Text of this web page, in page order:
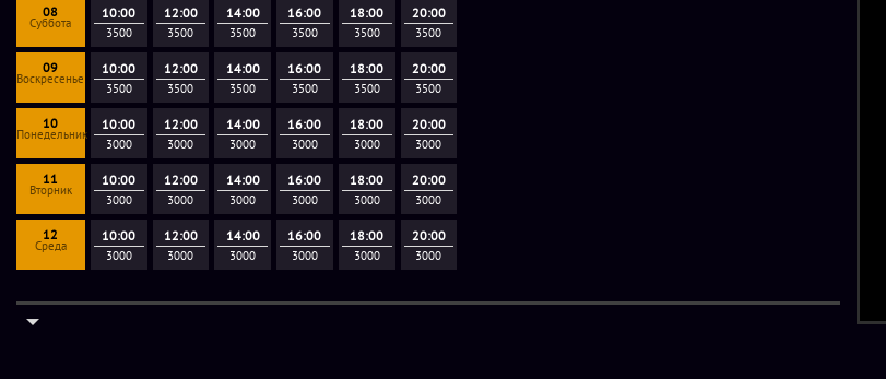
08
Суббота
10:00
3500
12:00
3500
14:00
3500
16:00
3500
18:00
3500
20:00
3500
09
Воскресенье
10:00
3500
12:00
3500
14:00
3500
16:00
3500
18:00
3500
20:00
3500
10
Понедельник
10:00
3000
12:00
3000
14:00
3000
16:00
3000
18:00
3000
20:00
3000
11
Вторник
10:00
3000
12:00
3000
14:00
3000
16:00
3000
18:00
3000
20:00
3000
12
Среда
10:00
3000
12:00
3000
14:00
3000
16:00
3000
18:00
3000
20:00
3000